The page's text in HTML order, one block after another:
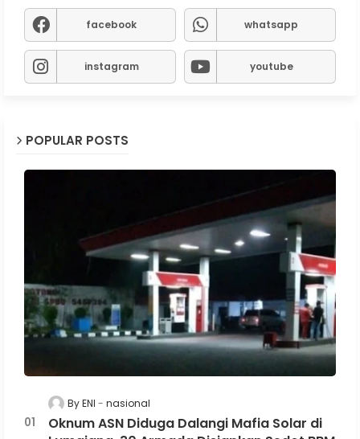
facebook whatsapp
instagram youtube
POPULAR POSTS
By ENI nasional
Oknum ASN Diduga Dalangi Mafia Solar di